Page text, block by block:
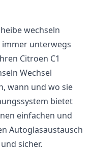
wechseln
immer unterwegs
Citroen C1
Wechsel
wann und wo sie
bietet
einfachen und
Autoglasaustausch
sicher.